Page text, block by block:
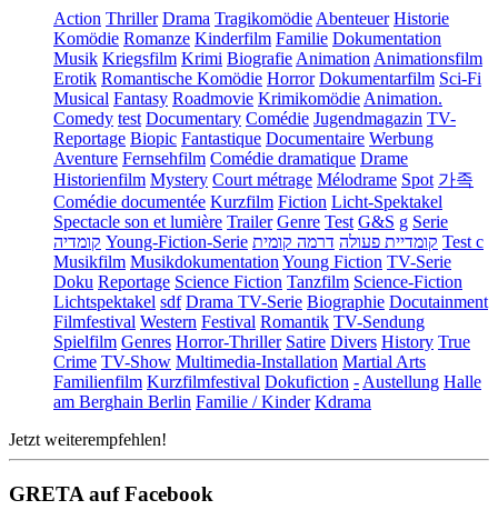
Action Thriller Drama TragikomödieAbenteuer Historie
Komödie Romanze Kinderfilm Familie Dokumentation
Musik Kriegsfilm Krimi BiografieAnimationAnimationsfilm
Erotik Romantische Komödie Horror Dokumentarfilm Sci-Fi
Musical Fantasy Roadmovie KrimikomödieAnimation.
Comedy test Documentary Comédie Jugendmagazin TV-
Reportage Biopic Fantastique Documentaire Werbung
Aventure Fernsehfilm Comédie dramatique Drame
Historienfilm Mystery Court métrage Mélodrame Spot 가족
Comédie documentée Kurzfilm Fiction Licht-Spektakel
Spectacle son et lumière Trailer Genre Test G&S g Serie
קומדיה Young-Fiction-Serie קומדיית פעולה דרמה קומית
Test c
Musikfilm MusikdokumentationYoung Fiction TV-Serie
Doku Reportage Science Fiction Tanzfilm Science-Fiction
Lichtspektakel sdf Drama TV-Serie Biographie Docutainment
Filmfestival Western Festival Romantik TV-Sendung
Spielfilm Genres Horror-Thriller Satire Divers History True
Crime TV-Show Multimedia-Installation Martial Arts
Familienfilm Kurzfilmfestival Dokufiction -Austellung Halle
am Berghain Berlin Familie / Kinder Kdrama
Jetzt weiterempfehlen!
GRETA auf Facebook